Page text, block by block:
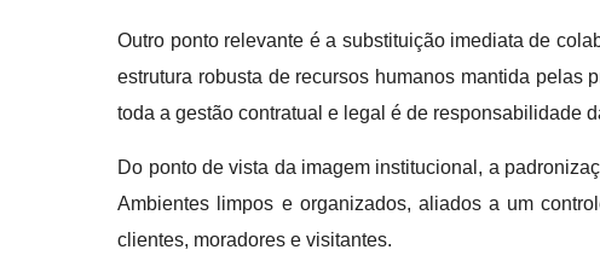
Outro ponto relevante é a substituição imediata de
estrutura robusta de recursos humanos mantida pelas
toda a gestão contratual e legal é de responsabilidade
Do ponto de vista da imagem institucional, a
Ambientes limpos e organizados, aliados a um
clientes, moradores e visitantes.